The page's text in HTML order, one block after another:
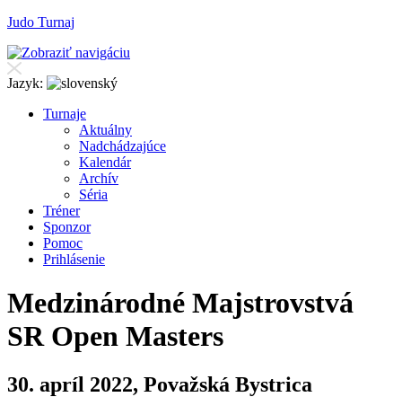
Judo Turnaj
Jazyk:
Turnaje
Aktuálny
Nadchádzajúce
Kalendár
Archív
Séria
Tréner
Sponzor
Pomoc
Prihlásenie
Medzinárodné Majstrovstvá
SR Open Masters
30. apríl 2022, Považská Bystrica